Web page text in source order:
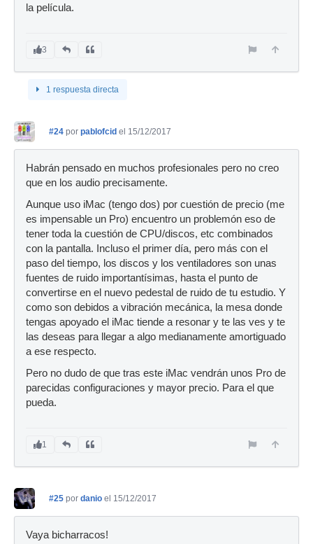
la película.
3
1 respuesta directa
#24 por pablofcid el 15/12/2017
Habrán pensado en muchos profesionales pero no creo
que en los audio precisamente.
Aunque uso iMac (tengo dos) por cuestión de precio (me
es impensable un Pro) encuentro un problemón eso de
tener toda la cuestión de CPU/discos, etc combinados
con la pantalla. Incluso el primer día, pero más con el
paso del tiempo, los discos y los ventiladores son unas
fuentes de ruido importantísimas, hasta el punto de
convertirse en el nuevo pedestal de ruido de tu estudio. Y
como son debidos a vibración mecánica, la mesa donde
tengas apoyado el iMac tiende a resonar y te las ves y te
las deseas para llegar a algo medianamente amortiguado
a ese respecto.
Pero no dudo de que tras este iMac vendrán unos Pro de
parecidas configuraciones y mayor precio. Para el que
pueda.
1
#25 por danio el 15/12/2017
Vaya bicharracos!